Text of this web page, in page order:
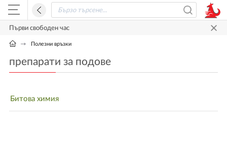
Първи свободен час
Полезни връзки
препарати за подове
Битова химия